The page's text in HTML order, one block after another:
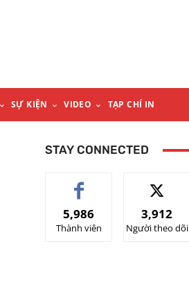
SỰ KIỆN VIDEO TẠP CHÍ IN
STAY CONNECTED
5,986
Thành viên
3,912
Người theo dõi